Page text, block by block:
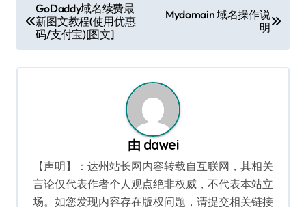
章
导
航
GoDaddy域名续费最
新图文教程(使用优惠
码/支付宝)[图文]
Mydomain 域名操作说
明
由 dawei
【声明】：达州站长网内容转载自互联网，其相关
言论仅代表作者个人观点绝非权威，不代表本站立
场。如您发现内容存在版权问题，请提交相关链接